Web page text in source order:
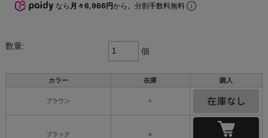
なら 月々6,966円から。分割手数料無料
数量:
個
カラー 在庫 購入
ブラウン ×
ブラック ○